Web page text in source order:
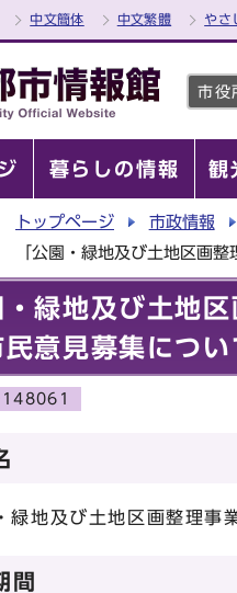
中文簡体 中文繁體 やさ
市役
暮らしの情報 観
トップページ 市政情報
「公園・緑地及び土地区画
・緑地及び土地
民意見募集につい
148061
緑地及び土地区画整理
間